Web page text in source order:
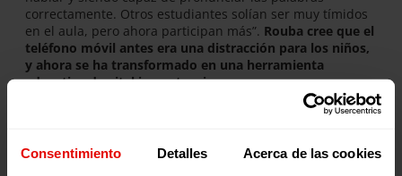
Consentimiento Detalles Acerca de las cookies
correctamente. Otros estudiantes solían ser muy tímidos
en el aula, pero ahora participan más”. Rouba cree que el
teléfono móvil antes era una distracción para los niños,
y ahora se ha transformado en una herramienta
educativa de vital importancia.
Además, la formación educativa online ha brindado a los
comunican con los tutores/as y docentes a diario, así